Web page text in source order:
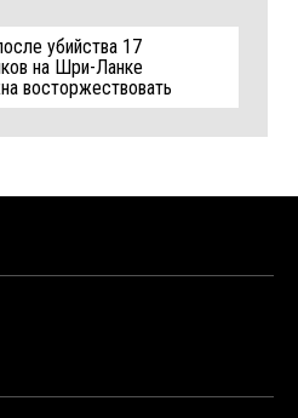
убийства 17
на Шри-Ланке
восторжествовать